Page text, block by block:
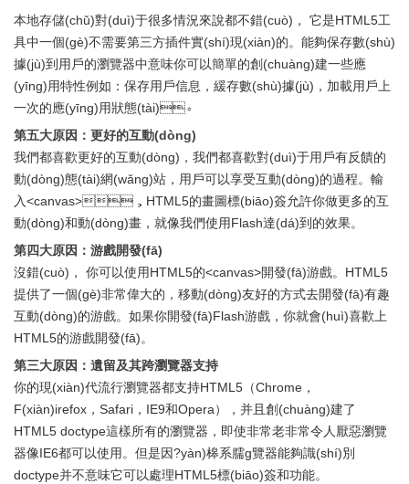
本地存儲(chǔ)對(duì)于很多情況來說都不錯(cuò)， 它是HTML5工
具中一個(gè)不需要第三方插件實(shí)現(xiàn)的。能夠保存數(shù)
據(jù)到用戶的瀏覽器中意味你可以簡單的創(chuàng)建一些應
(yīng)用特性例如：保存用戶信息，緩存數(shù)據(jù)，加載用戶上
一次的應(yīng)用狀態(tài)。
第五大原因：更好的互動(dòng)
我們都喜歡更好的互動(dòng)，我們都喜歡對(duì)于用戶有反饋的
動(dòng)態(tài)網(wǎng)站，用戶可以享受互動(dòng)的過程。輸
入<canvas>，HTML5的畫圖標(biāo)簽允許你做更多的互
動(dòng)和動(dòng)畫，就像我們使用Flash達(dá)到的效果。
第四大原因：游戲開發(fā)
沒錯(cuò)， 你可以使用HTML5的<canvas>開發(fā)游戲。HTML5
提供了一個(gè)非常偉大的，移動(dòng)友好的方式去開發(fā)有趣
互動(dòng)的游戲。如果你開發(fā)Flash游戲，你就會(huì)喜歡上
HTML5的游戲開發(fā)。
第三大原因：遺留及其跨瀏覽器支持
你的現(xiàn)代流行瀏覽器都支持HTML5（Chrome，
F(xiàn)irefox，Safari，IE9和Opera），并且創(chuàng)建了
HTML5 doctype這樣所有的瀏覽器，即使非常老非常令人厭惡瀏覽
器像IE6都可以使用。但是因?yàn)槔系臑g覽器能夠識(shí)別
doctype并不意味它可以處理HTML5標(biāo)簽和功能。